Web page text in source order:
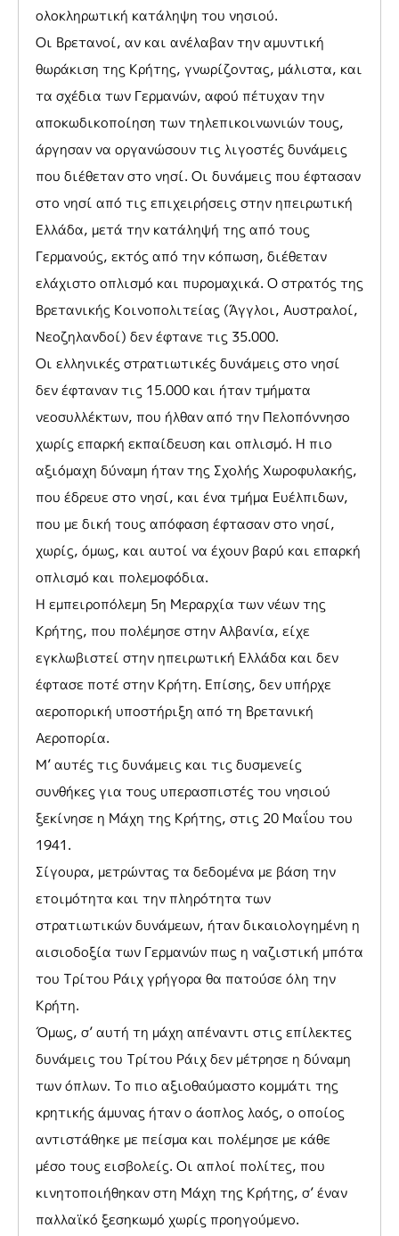
ολοκληρωτική κατάληψη του νησιού.
Οι Βρετανοί, αν και ανέλαβαν την αμυντική
θωράκιση της Κρήτης, γνωρίζοντας, μάλιστα, και
τα σχέδια των Γερμανών, αφού πέτυχαν την
αποκωδικοποίηση των τηλεπικοινωνιών τους,
άργησαν να οργανώσουν τις λιγοστές δυνάμεις
που διέθεταν στο νησί. Οι δυνάμεις που έφτασαν
στο νησί από τις επιχειρήσεις στην ηπειρωτική
Ελλάδα, μετά την κατάληψή της από τους
Γερμανούς, εκτός από την κόπωση, διέθεταν
ελάχιστο οπλισμό και πυρομαχικά. Ο στρατός της
Βρετανικής Κοινοπολιτείας (Άγγλοι, Αυστραλοί,
Νεοζηλανδοί) δεν έφτανε τις 35.000.
Οι ελληνικές στρατιωτικές δυνάμεις στο νησί
δεν έφταναν τις 15.000 και ήταν τμήματα
νεοσυλλέκτων, που ήλθαν από την Πελοπόννησο
χωρίς επαρκή εκπαίδευση και οπλισμό. Η πιο
αξιόμαχη δύναμη ήταν της Σχολής Χωροφυλακής,
που έδρευε στο νησί, και ένα τμήμα Ευέλπιδων,
που με δική τους απόφαση έφτασαν στο νησί,
χωρίς, όμως, και αυτοί να έχουν βαρύ και επαρκή
οπλισμό και πολεμοφόδια.
Η εμπειροπόλεμη 5η Μεραρχία των νέων της
Κρήτης, που πολέμησε στην Αλβανία, είχε
εγκλωβιστεί στην ηπειρωτική Ελλάδα και δεν
έφτασε ποτέ στην Κρήτη. Επίσης, δεν υπήρχε
αεροπορική υποστήριξη από τη Βρετανική
Αεροπορία.
Μ’ αυτές τις δυνάμεις και τις δυσμενείς
συνθήκες για τους υπερασπιστές του νησιού
ξεκίνησε η Μάχη της Κρήτης, στις 20 Μαΐου του
1941.
Σίγουρα, μετρώντας τα δεδομένα με βάση την
ετοιμότητα και την πληρότητα των
στρατιωτικών δυνάμεων, ήταν δικαιολογημένη η
αισιοδοξία των Γερμανών πως η ναζιστική μπότα
του Τρίτου Ράιχ γρήγορα θα πατούσε όλη την
Κρήτη.
Όμως, σ’ αυτή τη μάχη απέναντι στις επίλεκτες
δυνάμεις του Τρίτου Ράιχ δεν μέτρησε η δύναμη
των όπλων. Το πιο αξιοθαύμαστο κομμάτι της
κρητικής άμυνας ήταν ο άοπλος λαός, ο οποίος
αντιστάθηκε με πείσμα και πολέμησε με κάθε
μέσο τους εισβολείς. Οι απλοί πολίτες, που
κινητοποιήθηκαν στη Μάχη της Κρήτης, σ’ έναν
παλλαϊκό ξεσηκωμό χωρίς προηγούμενο.